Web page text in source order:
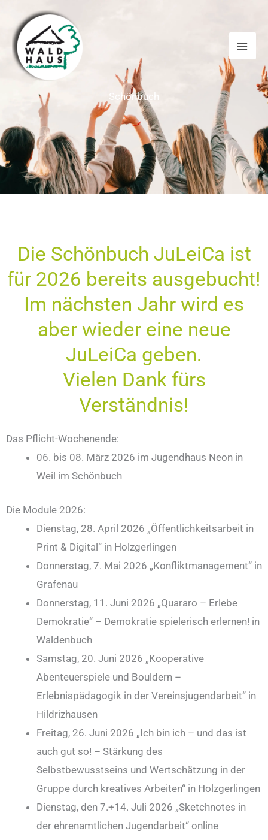
Inhalt
springen
Schönbuch
Die Schönbuch JuLeiCa ist
für 2026 bereits ausgebucht!
Im nächsten Jahr wird es
aber wieder eine neue
JuLeiCa geben.
Vielen Dank fürs
Verständnis!
Das Pflicht-Wochenende:
06. bis 08. März 2026 im Jugendhaus Neon in
Weil im Schönbuch
Die Module 2026:
Dienstag, 28. April 2026 „Öffentlichkeitsarbeit in
Print & Digital“ in Holzgerlingen
Donnerstag, 7. Mai 2026 „Konfliktmanagement“ in
Grafenau
Donnerstag, 11. Juni 2026 „Quararo – Erlebe
Demokratie“ – Demokratie spielerisch erlernen! in
Waldenbuch
Samstag, 20. Juni 2026 „Kooperative
Abenteuerspiele und Bouldern –
Erlebnispädagogik in der Vereinsjugendarbeit“ in
Hildrizhausen
Freitag, 26. Juni 2026 „Ich bin ich – und das ist
auch gut so! – Stärkung des
Selbstbewusstseins und Wertschätzung in der
Gruppe durch kreatives Arbeiten“ in Holzgerlingen
Dienstag, den 7.+14. Juli 2026 „Sketchnotes in
der ehrenamtlichen Jugendarbeit“ online